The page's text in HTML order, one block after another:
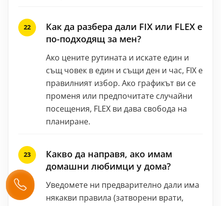
Как да разбера дали FIX или FLEX е
по-подходящ за мен?
Ако цените рутината и искате един и
същ човек в един и същи ден и час, FIX е
правилният избор. Ако графикът ви се
променя или предпочитате случайни
посещения, FLEX ви дава свобода на
планиране.
Какво да направя, ако имам
домашни любимци у дома?
Уведомете ни предварително дали има
някакви правила (затворени врати,